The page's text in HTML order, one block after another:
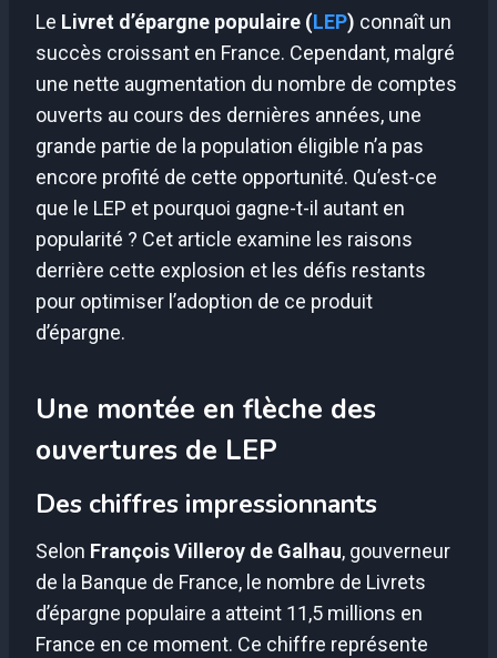
Le Livret d’épargne populaire (LEP) connaît un
succès croissant en France. Cependant, malgré
une nette augmentation du nombre de comptes
ouverts au cours des dernières années, une
grande partie de la population éligible n’a pas
encore profité de cette opportunité. Qu’est-ce
que le LEP et pourquoi gagne-t-il autant en
popularité ? Cet article examine les raisons
derrière cette explosion et les défis restants
pour optimiser l’adoption de ce produit
d’épargne.
Une montée en flèche des
ouvertures de LEP
Des chiffres impressionnants
Selon François Villeroy de Galhau, gouverneur
de la Banque de France, le nombre de Livrets
d’épargne populaire a atteint 11,5 millions en
France en ce moment. Ce chiffre représente